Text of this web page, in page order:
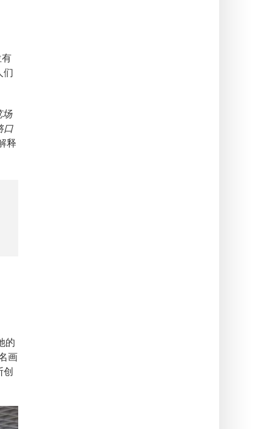
们
场
口
释
的
画
创